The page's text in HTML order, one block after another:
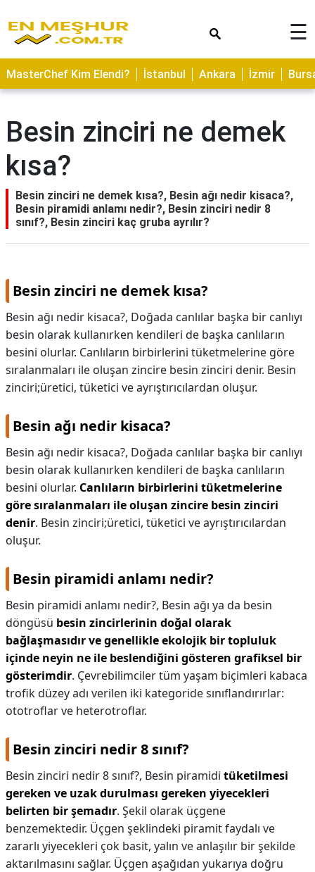
ASTROLOJİ
SAĞLIK
TARİFLERİ
GEZİLECEK
YERLER
CİLT
BAKIMI
NEDİR
ALANLARI
HAMİLELİK
KAPLICALAR
İLETİŞİM
☰
MasterChef Kim Elendi? İstanbul Ankara İzmir
Besin zinciri ne demek
kısa?
Besin zinciri ne demek kısa?, Besin ağı nedir kisaca?,
Besin piramidi anlamı nedir?, Besin zinciri nedir 8
sınıf?, Besin zinciri kaç gruba ayrılır?
Besin zinciri ne demek kısa?
Besin ağı nedir kisaca?, Doğada canlılar başka bir canlıyı
besin olarak kullanırken kendileri de başka canlıların
besini olurlar. Canlıların birbirlerini tüketmelerine göre
sıralanmaları ile oluşan zincire besin zinciri denir. Besin
zinciri;üretici, tüketici ve ayrıştırıcılardan oluşur.
Besin ağı nedir kisaca?
Besin ağı nedir kisaca?, Doğada canlılar başka bir canlıyı
besin olarak kullanırken kendileri de başka canlıların
besini olurlar. Canlıların birbirlerini tüketmelerine
göre sıralanmaları ile oluşan zincire besin zinciri
denir. Besin zinciri;üretici, tüketici ve ayrıştırıcılardan
oluşur.
Besin piramidi anlamı nedir?
Besin piramidi anlamı nedir?, Besin ağı ya da besin
döngüsü besin zincirlerinin doğal olarak
bağlaşmasıdır ve genellikle ekolojik bir topluluk
içinde neyin ne ile beslendiğini gösteren grafiksel bir
gösterimdir. Çevrebilimciler tüm yaşam biçimleri kabaca
trofik düzey adı verilen iki kategoride sınıflandırırlar:
ototroflar ve heterotroflar.
Besin zinciri nedir 8 sınıf?
Besin zinciri nedir 8 sınıf?, Besin piramidi tüketilmesi
gereken ve uzak durulması gereken yiyecekleri
belirten bir şemadır. Şekil olarak üçgene
benzemektedir. Üçgen şeklindeki piramit faydalı ve
zararlı yiyecekleri çok basit, yalın ve anlaşılır bir şekilde
aktarılmasını sağlar. Üçgen aşağıdan yukarıya doğru